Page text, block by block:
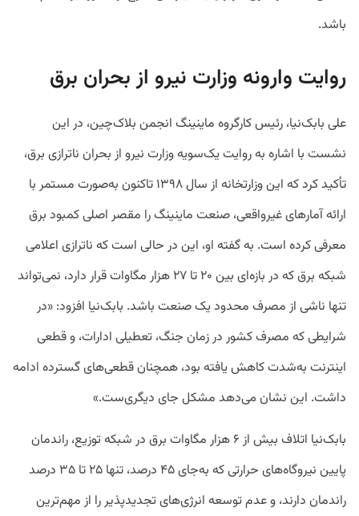
باشد.
روایت وارونه وزارت نیرو از بحران برق
علی بابک‌نیا، رئیس کارگروه ماینینگ انجمن بلاک‌چین، در این
نشست با اشاره به روایت یک‌سویه وزارت نیرو از بحران ناترازی برق،
تأکید کرد که این وزارتخانه از سال ۱۳۹۸ تاکنون به‌صورت مستمر با
ارائه آمارهای غیرواقعی، صنعت ماینینگ را مقصر اصلی کمبود برق
معرفی کرده است. به گفته او، این در حالی است که ناترازی اعلامی
شبکه برق که در بازه‌ای بین ۲۰ تا ۲۷ هزار مگاوات قرار دارد، نمی‌تواند
تنها ناشی از مصرف محدود یک صنعت باشد. بابک‌نیا افزود: «در
شرایطی که مصرف کشور در زمان جنگ، تعطیلی ادارات، و قطعی
اینترنت به‌شدت کاهش یافته بود، همچنان قطعی‌های گسترده ادامه
داشت. این نشان می‌دهد مشکل جای دیگری‌ست.»
بابک‌نیا اتلاف بیش از ۶ هزار مگاوات برق در شبکه توزیع، راندمان
پایین نیروگاه‌های حرارتی که به‌جای ۴۵ درصد، تنها ۲۵ تا ۳۵ درصد
راندمان دارند، و عدم توسعه انرژی‌های تجدیدپذیر را از مهم‌ترین